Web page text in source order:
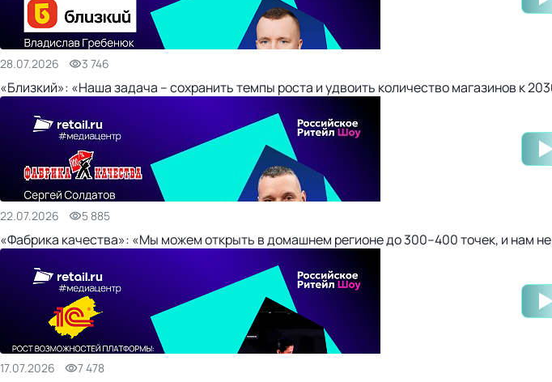
28.07.2026 3 746
«Близкий»: «Наша задача – сохранить темпы роста и удвоить количество магазинов к
22.07.2026 5 885
«Фабрика качества»: «Мы можем открыть в домашнем регионе до 300–400 точек, и нам не
17.07.2026 7 478